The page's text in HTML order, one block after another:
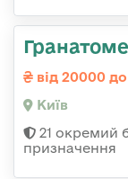
від 20000
Київ
21 окремий
призначення